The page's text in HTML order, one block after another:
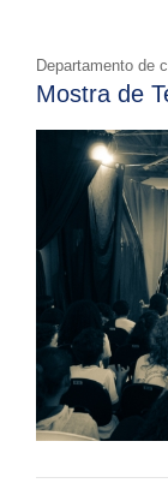
Departamento de
Mostra de